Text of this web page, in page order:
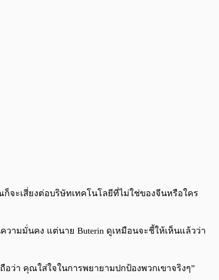
ะเสี่ยงต่อบริษัทเทคโนโลยีที่ไม่ใช่ของจีนหรือใคร
ามมั่นคง แต่นาย Buterin ดูเหมือนจะชี้ให้เห็นแล้วว่า
ว่า คุณใส่ใจในการพยายามปกป้องพวกเขาจริงๆ”